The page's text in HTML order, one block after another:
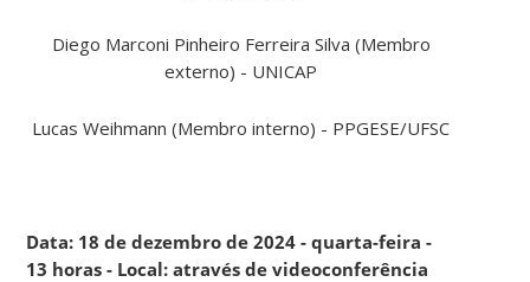
Diego Marconi Pinheiro Ferreira Silva (Membro
externo) - UNICAP
Lucas Weihmann (Membro interno) - PPGESE/UFSC
Data: 18 de dezembro de 2024 - quarta-feira -
13 horas - Local: através de videoconferência